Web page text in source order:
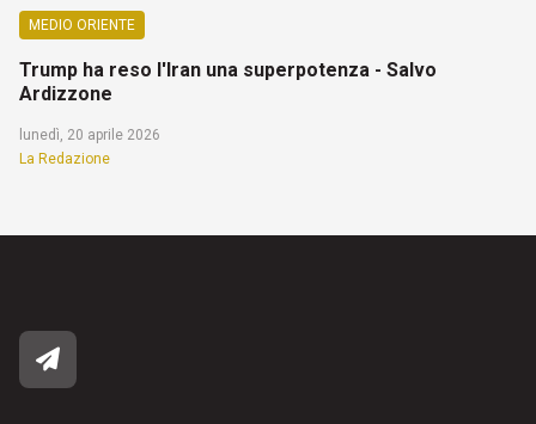
MEDIO ORIENTE
Trump ha reso l'Iran una superpotenza - Salvo
Ardizzone
lunedì, 20 aprile 2026
La Redazione